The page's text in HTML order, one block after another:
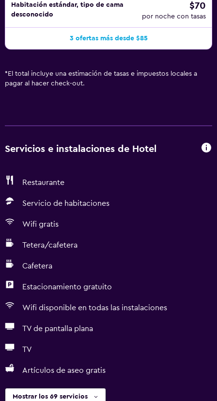
Habitación estándar, tipo de cama
desconocido
$70
por noche con tasas
3 ofertas más desde $85
* El total incluye una estimación de tasas e impuestos locales a
pagar al hacer check-out.
Servicios e instalaciones de Hotel
Restaurante
Servicio de habitaciones
Wifi gratis
Tetera/cafetera
Cafetera
Estacionamiento gratuito
Wifi disponible en todas las instalaciones
TV de pantalla plana
TV
Artículos de aseo gratis
Mostrar los 69 servicios